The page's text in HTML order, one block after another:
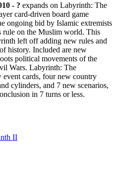
- ? expands on Labyrinth: The
card-driven board game
ongoing bid by Islamic extremists
rule on the Muslim world. This
left off adding new rules and
history. Included are new
political movements of the
Wars. Labyrinth: The
cards, four new country
cylinders, and 7 new scenarios,
in 7 turns or less.
II